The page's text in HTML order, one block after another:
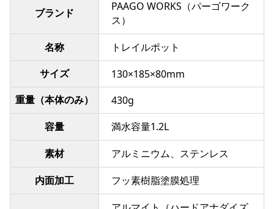
ブランド
PAAGO WORKS（パーゴワーク
ス）
名称
トレイルポット
サイズ
130×185×80mm
重量（本体のみ）
430g
容量
満水容量1.2L
素材
アルミニウム、ステンレス
内面加工
フッ素樹脂塗膜処理